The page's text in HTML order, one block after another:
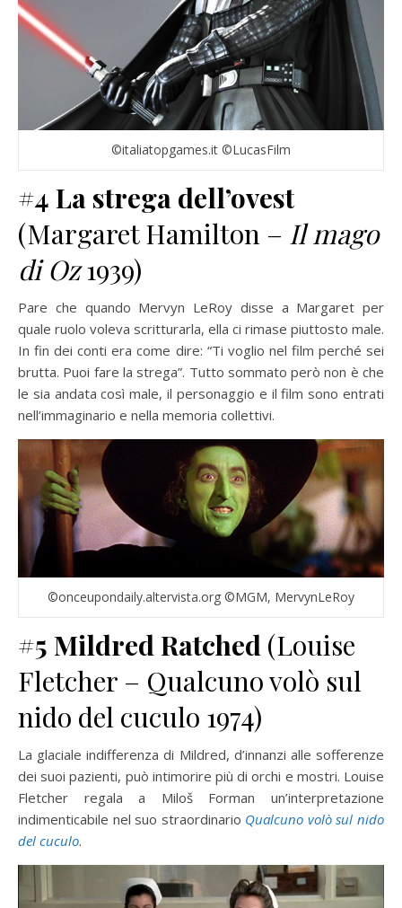
©italiatopgames.it ©LucasFilm
#4 La strega dell’ovest
(Margaret Hamilton – Il mago
di Oz1939)
Pare che quando Mervyn LeRoy disse a Margaret per
quale ruolo voleva scritturarla, ella ci rimase piuttosto male.
In fin dei conti era come dire: “Ti voglio nel film perché sei
brutta. Puoi fare la strega”. Tutto sommato però non è che
le sia andata così male, il personaggio e il film sono entrati
nell’immaginario e nella memoria collettivi.
©onceupondaily.altervista.org ©MGM, MervynLeRoy
#5 Mildred Ratched (Louise
Fletcher – Qualcuno volò sul
nido del cuculo 1974)
La glaciale indifferenza di Mildred, d’innanzi alle sofferenze
dei suoi pazienti, può intimorire più di orchi e mostri. Louise
Fletcher regala a Miloš Forman un’interpretazione
indimenticabile nel suo straordinario Qualcuno volò sul nido
del cuculo.